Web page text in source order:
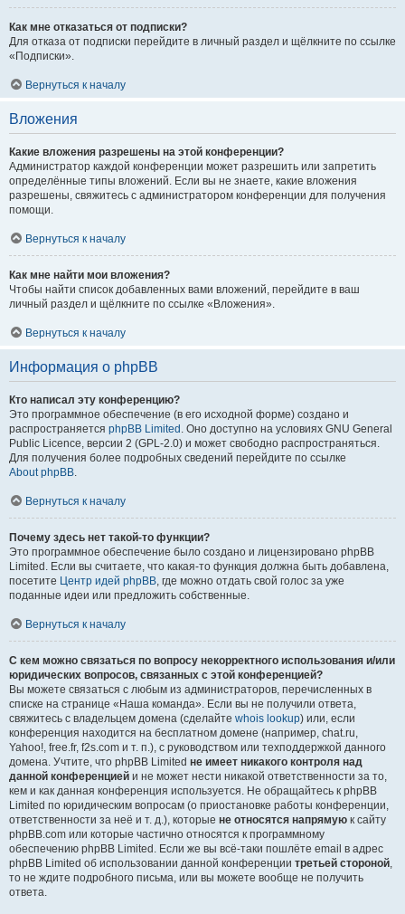
Как мне отказаться от подписки?
Для отказа от подписки перейдите в личный раздел и щёлкните по ссылке
«Подписки».
Вернуться к началу
Вложения
Какие вложения разрешены на этой конференции?
Администратор каждой конференции может разрешить или запретить
определённые типы вложений. Если вы не знаете, какие вложения
разрешены, свяжитесь с администратором конференции для получения
помощи.
Вернуться к началу
Как мне найти мои вложения?
Чтобы найти список добавленных вами вложений, перейдите в ваш
личный раздел и щёлкните по ссылке «Вложения».
Вернуться к началу
Информация о phpBB
Кто написал эту конференцию?
Это программное обеспечение (в его исходной форме) создано и
распространяется phpBB Limited . Оно доступно на условиях GNU General
Public Licence, версии 2 (GPL-2.0) и может свободно распространяться.
Для получения более подробных сведений перейдите по ссылке
About phpBB.
Вернуться к началу
Почему здесь нет такой-то функции?
Это программное обеспечение было создано и лицензировано phpBB
Limited. Если вы считаете, что какая-то функция должна быть добавлена,
посетите Центр идей phpBB, где можно отдать свой голос за уже
поданные идеи или предложить собственные.
Вернуться к началу
С кем можно связаться по вопросу некорректного использования и/или
юридических вопросов, связанных с этой конференцией?
Вы можете связаться с любым из администраторов, перечисленных в
списке на странице «Наша команда». Если вы не получили ответа,
свяжитесь с владельцем домена (сделайте whois lookup) или, если
конференция находится на бесплатном домене (например, chat.ru,
Yahoo!, free.fr, f2s.com и т. п.), с руководством или техподдержкой данного
домена. Учтите, что phpBB Limited не имеет никакого контроля над
данной конференцией и не может нести никакой ответственности за то,
кем и как данная конференция используется. Не обращайтесь к phpBB
Limited по юридическим вопросам (о приостановке работы конференции,
ответственности за неё и т. д.), которые не относятся напрямую к сайту
phpBB.com или которые частично относятся к программному
обеспечению phpBB Limited. Если же вы всё-таки пошлёте email в адрес
phpBB Limited об использовании данной конференции третьей стороной,
то не ждите подробного письма, или вы можете вообще не получить
ответа.